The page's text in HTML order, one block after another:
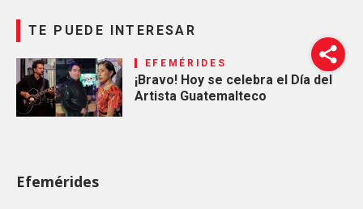
TE PUEDE INTERESAR
EFEMÉRIDES
¡Bravo! Hoy se celebra el Día del
Artista Guatemalteco
Efemérides